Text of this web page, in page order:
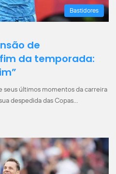
Bastidores
de
da temporada:
seus últimos momentos da carreira
despedida das Copas…